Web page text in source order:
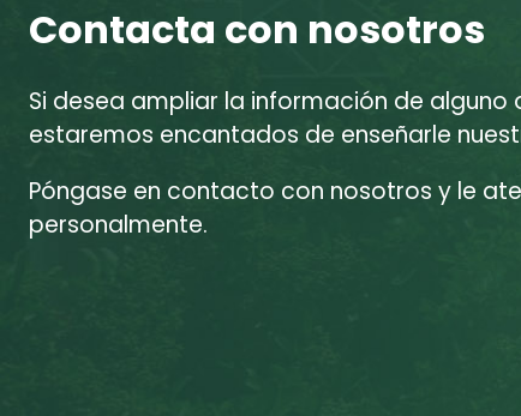
Contacta con nosotros
Si desea ampliar la información de alguno
estaremos encantados de enseñarle
Póngase en contacto con nosotros y le
personalmente.